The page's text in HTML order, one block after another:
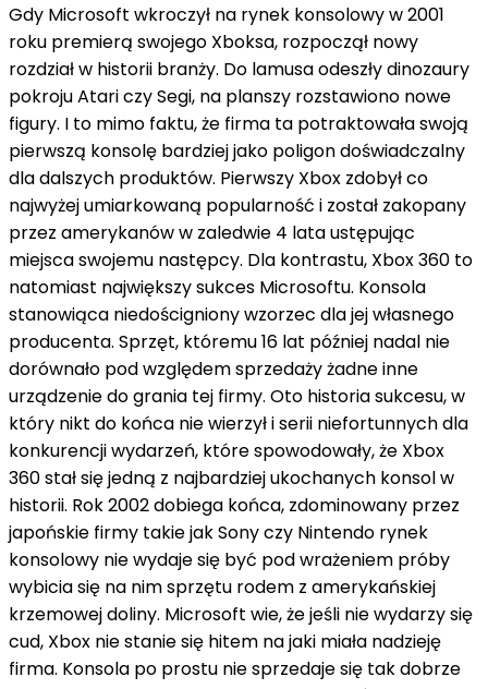
Gdy Microsoft wkroczył na rynek konsolowy w 2001
roku premierą swojego Xboksa, rozpoczął nowy
rozdział w historii branży. Do lamusa odeszły dinozaury
pokroju Atari czy Segi, na planszy rozstawiono nowe
figury. I to mimo faktu, że firma ta potraktowała swoją
pierwszą konsolę bardziej jako poligon doświadczalny
dla dalszych produktów. Pierwszy Xbox zdobył co
najwyżej umiarkowaną popularność i został zakopany
przez amerykanów w zaledwie 4 lata ustępując
miejsca swojemu następcy. Dla kontrastu, Xbox 360 to
natomiast największy sukces Microsoftu. Konsola
stanowiąca niedościgniony wzorzec dla jej własnego
producenta. Sprzęt, któremu 16 lat później nadal nie
dorównało pod względem sprzedaży żadne inne
urządzenie do grania tej firmy. Oto historia sukcesu, w
który nikt do końca nie wierzył i serii niefortunnych dla
konkurencji wydarzeń, które spowodowały, że Xbox
360 stał się jedną z najbardziej ukochanych konsol w
historii. Rok 2002 dobiega końca, zdominowany przez
japońskie firmy takie jak Sony czy Nintendo rynek
konsolowy nie wydaje się być pod wrażeniem próby
wybicia się na nim sprzętu rodem z amerykańskiej
krzemowej doliny. Microsoft wie, że jeśli nie wydarzy się
cud, Xbox nie stanie się hitem na jaki miała nadzieję
firma. Konsola po prostu nie sprzedaje się tak dobrze